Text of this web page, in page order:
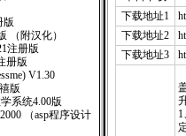
版
（附汉化）
注册版
册版
V1.30
版
系统4.00版
（asp程序设计
下载地址1
下载地址2
下载地址3